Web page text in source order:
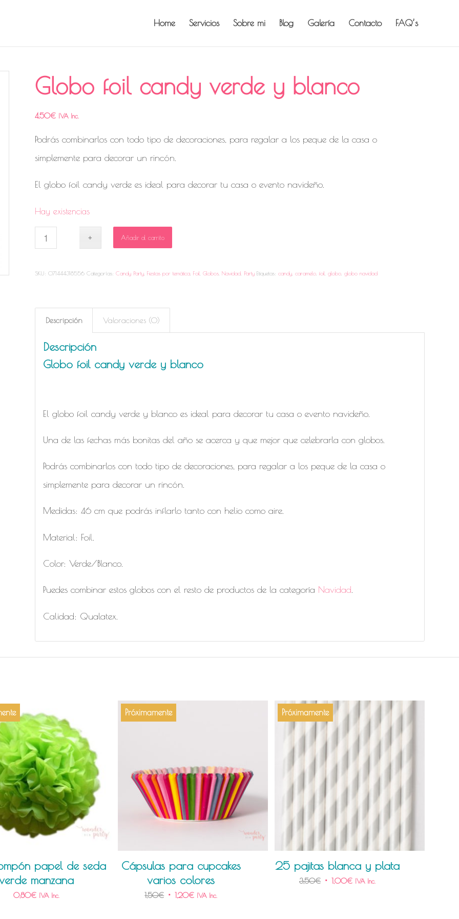
Home Servicios Sobre mi Blog Galería Contacto FAQ’s
Globo foil candy verde y blanco
4,50€ IVA Inc.
Podrás combinarlos con todo tipo de decoraciones, para regalar a los peque de la casa o
simplemente para decorar un rincón.
El globo foil candy verde es ideal para decorar tu casa o evento navideño.
Hay existencias
Añadir al carrito
SKU:071444318556 Categorías:Candy Party ,Fiestas por temática ,Foil ,Globos ,Navidad Party Etiquetas:candy ,caramelo ,foil ,globo ,globo navidad
Descripción Valoraciones (0)
Descripción
Globo foil candy verde y blanco
El globo foil candy verde y blanco es ideal para decorar tu casa o evento navideño.
Una de las fechas más bonitas del año se acerca y que mejor que celebrarla con globos.
Podrás combinarlos con todo tipo de decoraciones, para regalar a los peque de la casa o
simplemente para decorar un rincón.
Medidas: 46 cm que podrás inflarlo tanto con helio como aire.
Material: Foil.
Color: Verde/Blanco.
Puedes combinar estos globos con el resto de productos de la categoría Navidad.
Calidad: Qualatex.
papel de seda
manzana
0,80€ IVA Inc.
Próximamente
Cápsulas para cupcakes
varios colores
1,50€ 1,20€ IVA Inc.
Próximamente
25 pajitas blanca y plata
3,50€ 1,00€ IVA Inc.